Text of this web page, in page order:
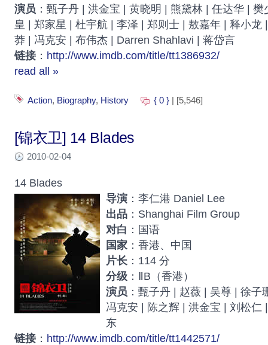
演员 ：甄子丹 | 洪金宝 | 黄晓明 | 熊黛林 | 任达华 | 樊
皇 | 郑家星 | 杜宇航 | 李泽 | 郑则士 | 敖嘉年 | 释小龙
莽 | 冯克安 | 布伟杰 | Darren Shahlavi | 蒋岱言
链接 ： http://www.imdb.com/title/tt1386932/
read all »
Action, Biography, History { 0 } | [5,546]
[锦衣卫] 14 Blades
2010-02-04
14 Blades
导演 ：李仁港 Daniel Lee
出品 ：Shanghai Film Group
对白 ：国语
国家 ：香港、中国
片长 ：114 分
分级 ：ⅡB（香港）
演员 ：甄子丹 | 赵薇 | 吴尊 | 徐
冯克安 | 陈之辉 | 洪金宝 | 刘松仁
东
链接 ： http://www.imdb.com/title/tt1442571/